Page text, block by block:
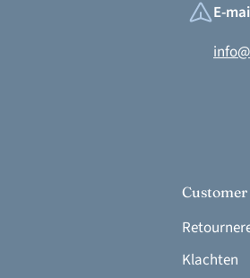
E-
Customer
Klachten